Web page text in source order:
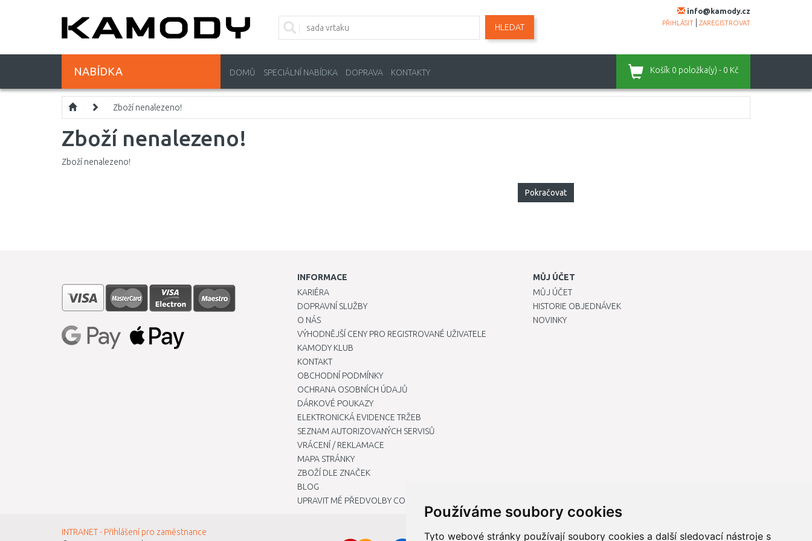
Používáme soubory cookies
Tyto webové stránky používají soubory cookies a další sledovací nástroje s
info@kamody.cz
PŘIHLÁSIT ZAREGISTROVAT
HLEDAT
NABÍDKA DOMŮ SPECIÁLNÍ NABÍDKA DOPRAVA KONTAKTY Košík 0 položka(y) - 0 Kč
Zboží nenalezeno!
Zboží nenalezeno!
Zboží nenalezeno!
Pokračovat
INFORMACE
KARIÉRA
DOPRAVNÍ SLUŽBY
O NÁS
VÝHODNĚJŠÍ CENY PRO REGISTROVANÉ UŽIVATELE
KAMODY KLUB
KONTAKT
OBCHODNÍ PODMÍNKY
OCHRANA OSOBNÍCH ÚDAJŮ
DÁRKOVÉ POUKAZY
ELEKTRONICKÁ EVIDENCE TRŽEB
SEZNAM AUTORIZOVANÝCH SERVISŮ
VRÁCENÍ / REKLAMACE
MAPA STRÁNKY
ZBOŽÍ DLE ZNAČEK
BLOG
UPRAVIT MÉ PŘEDVOLBY COOKIES
MŮJ ÚČET
MŮJ ÚČET
HISTORIE OBJEDNÁVEK
NOVINKY
INTRANET - Přihlášení pro zaměstnance